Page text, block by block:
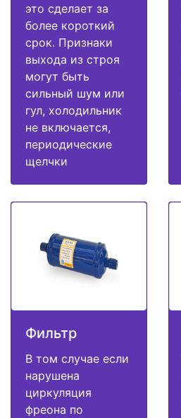
это сделает за
более короткий
срок. Признаки
выхода из строя
могут быть
сильный шум или
гул, холодильник
не включается,
периодические
щелчки
Фильтр
В том случае если
нарушена
циркуляция
фреона по